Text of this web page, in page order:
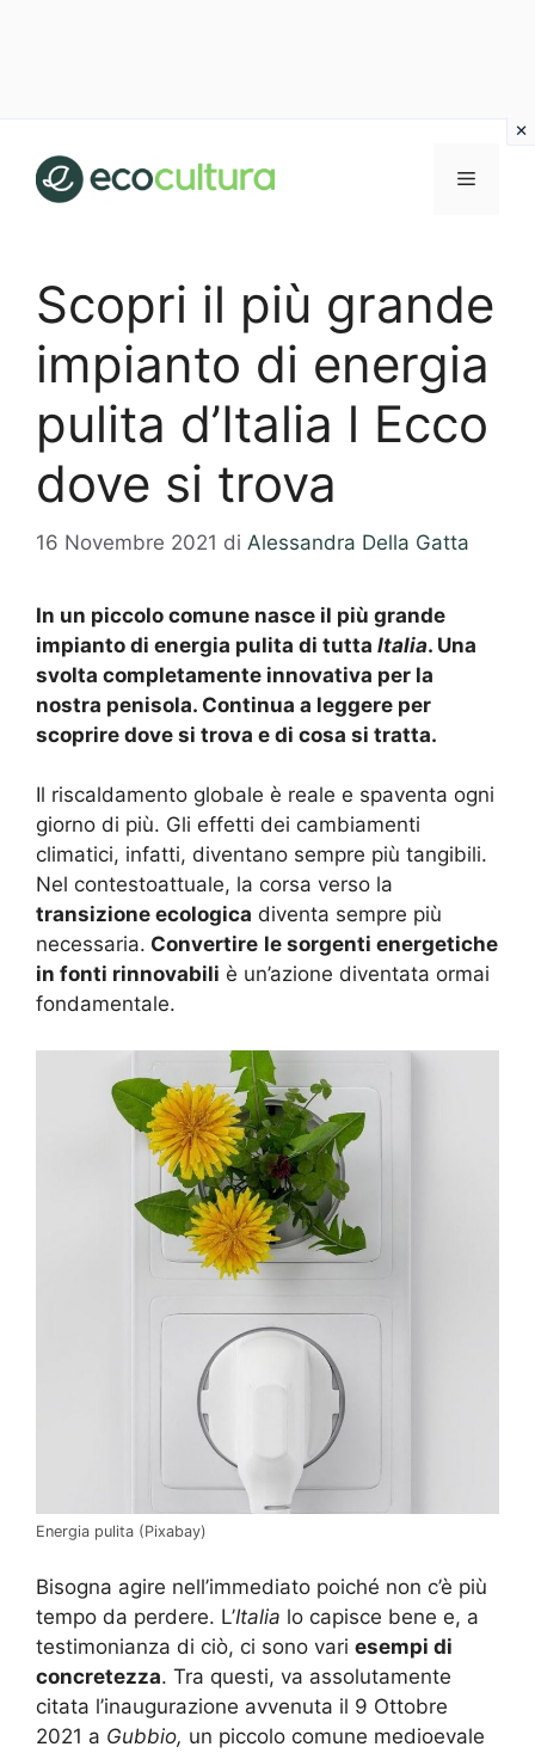
contenuto
MENU
Scopri il più grande
impianto di energia
pulita d’Italia l Ecco
dove si trova
16 Novembre 2021 di Alessandra Della Gatta
In un piccolo comune nasce il più grande
impianto di energia pulita di tutta Italia. Una
svolta completamente innovativa per la
nostra penisola. Continua a leggere per
scoprire dove si trova e di cosa si tratta.
Il riscaldamento globale è reale e spaventa ogni
giorno di più. Gli effetti dei cambiamenti
climatici, infatti, diventano sempre più tangibili.
Nel contestoattuale, la corsa verso la
transizione ecologica diventa sempre più
necessaria. Convertire le sorgenti energetiche
in fonti rinnovabili è un’azione diventata ormai
fondamentale.
Energia pulita (Pixabay)
Bisogna agire nell’immediato poiché non c’è più
tempo da perdere. L’Italia lo capisce bene e, a
testimonianza di ciò, ci sono vari esempi di
concretezza. Tra questi, va assolutamente
citata l’inaugurazione avvenuta il 9 Ottobre
2021 a Gubbio, un piccolo comune medioevale